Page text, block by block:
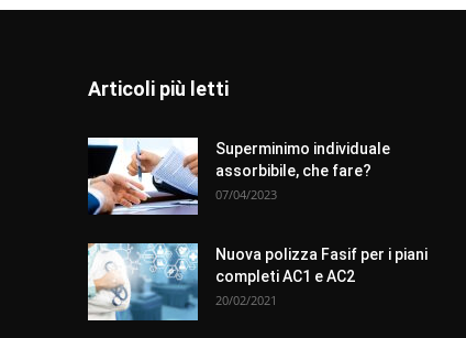
Articoli più letti
Superminimo individuale
assorbibile, che fare?
07/04/2023
Nuova polizza Fasif per i piani
completi AC1 e AC2
20/02/2021